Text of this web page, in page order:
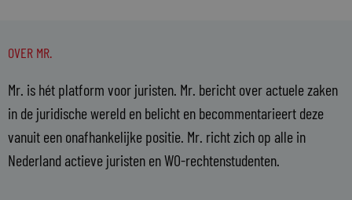
OVER MR.
Mr. is hét platform voor juristen. Mr. bericht over actuele zaken
in de juridische wereld en belicht en becommentarieert deze
vanuit een onafhankelijke positie. Mr. richt zich op alle in
Nederland actieve juristen en WO-rechtenstudenten.